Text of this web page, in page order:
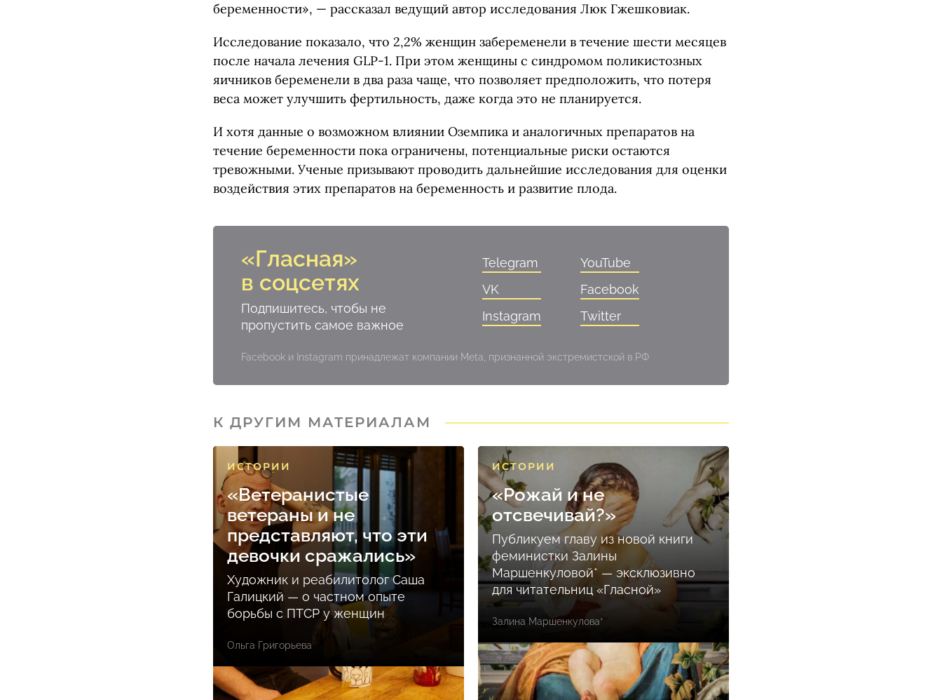
беременности», — рассказал ведущий автор исследования Люк Гжешковиак.
Исследование показало, что 2,2% женщин забеременели в течение шести месяцев
после начала лечения GLP-1. При этом женщины с синдромом поликистозных
яичников беременели в два раза чаще, что позволяет предположить, что потеря
веса может улучшить фертильность, даже когда это не планируется.
И хотя данные о возможном влиянии Оземпика и аналогичных препаратов на
течение беременности пока ограничены, потенциальные риски остаются
тревожными. Ученые призывают проводить дальнейшие исследования для оценки
воздействия этих препаратов на беременность и развитие плода.
«Гласная»
в соцсетях
Подпишитесь, чтобы не
пропустить самое важное
Telegram
YouTube
VK
Facebook
Instagram
Twitter
Facebook и Instagram принадлежат компании Meta, признанной экстремистской в РФ
К ДРУГИМ МАТЕРИАЛАМ
ИСТОРИИ
«Ветеранистые
ветераны и не
представляют, что эти
девочки сражались»
Художник и реабилитолог Саша
Галицкий — о частном опыте
борьбы с ПТСР у женщин
Ольга Григорьева
ИСТОРИИ
«Рожай и не
отсвечивай?»
Публикуем главу из новой книги
феминистки Залины
Маршенкуловой* — эксклюзивно
для читательниц «Гласной»
Залина Маршенкулова*